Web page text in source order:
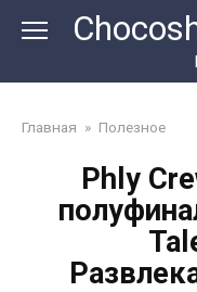
Главная » Полезное
Phly